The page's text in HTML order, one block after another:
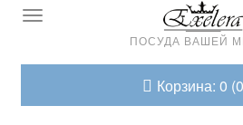
ПОСУДА ВАШЕЙ
Корзина: 0